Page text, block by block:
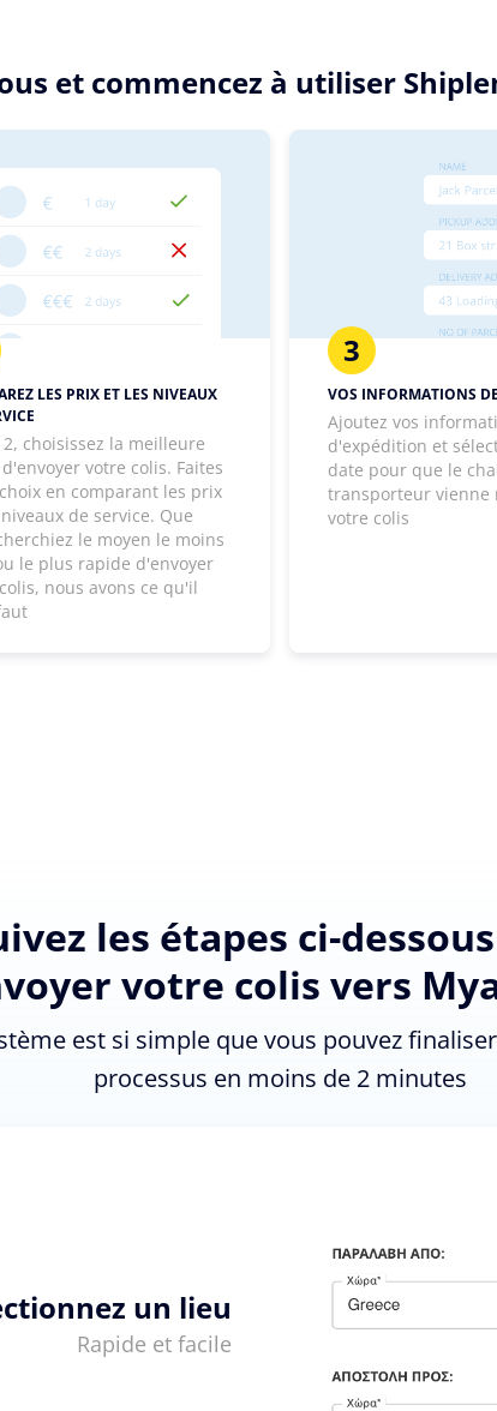
et commencez à utiliser
LES PRIX ET LES NIVEAUX
2, choisissez la meilleure
votre colis. Faites
en comparant les prix
de service. Que
le moyen le moins
le plus rapide d'envoyer
nous avons ce qu'il
3
VOS INFORMATIONS
Ajoutez vos
d'expédition et
date pour que le
transporteur vienne
votre colis
les étapes ci-
votre colis vers
est si simple que vous pouvez
processus en moins de 2 minutes
un lieu
Rapide et facile